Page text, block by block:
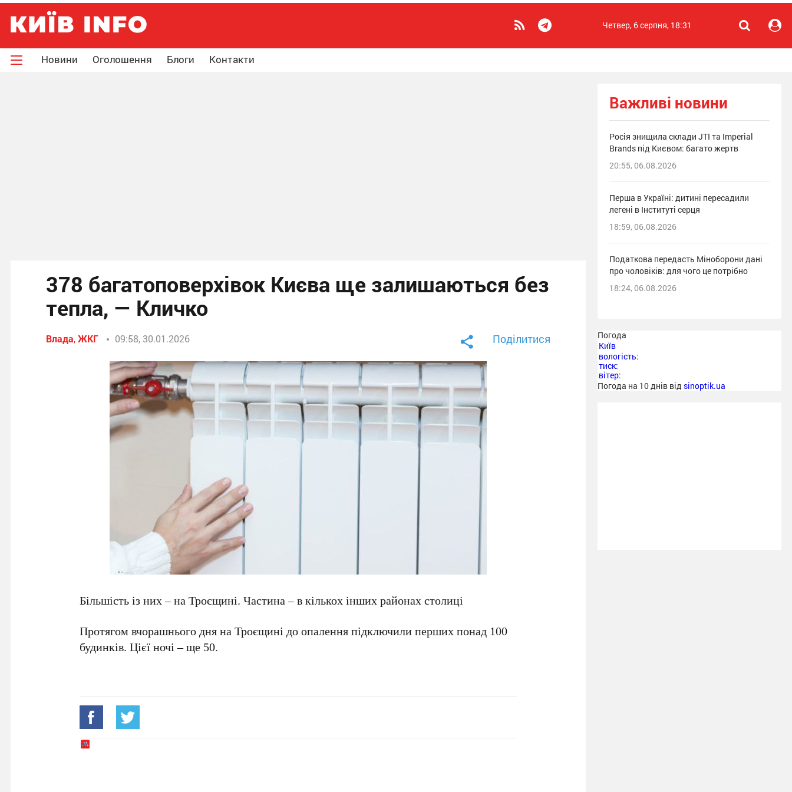
Четвер, 6 серпня, 18:31
Новини Оголошення Блоги Контакти
378 багатоповерхівок Києва ще залишаються без
тепла, — Кличко
Влада,ЖКГ 09:58, 30.01.2026 Поділитися
Більшість із них – на Троєщині. Частина – в кількох інших районах столиці
Протягом вчорашнього дня на Троєщині до опалення підключили перших понад 100
будинків. Цієї ночі – ще 50.
Важливі новини
Росія знищила склади JTI та Imperial
Brands під Києвом: багато жертв
20:55, 06.08.2026
Перша в Україні: дитині пересадили
легені в Інституті серця
18:59, 06.08.2026
Податкова передасть Міноборони дані
про чоловіків: для чого це потрібно
18:24, 06.08.2026
Погода
Київ
вологість:
тиск:
вітер:
Погода на 10 днів від sinoptik.ua